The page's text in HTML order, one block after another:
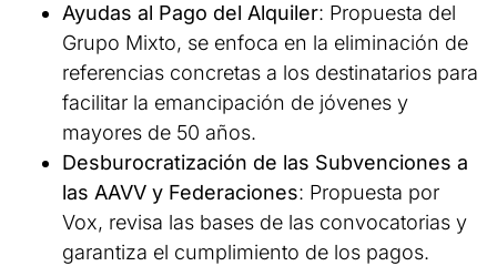
Ayudas al Pago del Alquiler: Propuesta del
Grupo Mixto, se enfoca en la eliminación de
referencias concretas a los destinatarios para
facilitar la emancipación de jóvenes y
mayores de 50 años.
Desburocratización de las Subvenciones a
las AAVV y Federaciones: Propuesta por
Vox, revisa las bases de las convocatorias y
garantiza el cumplimiento de los pagos.